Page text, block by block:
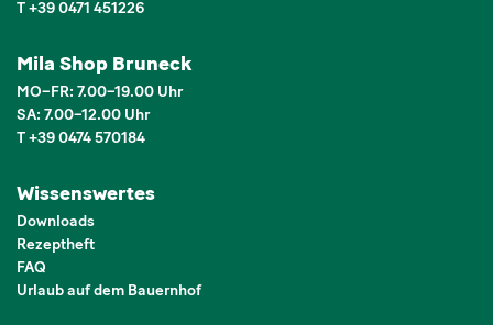
T +39 0471 451226
Mila Shop Bruneck
MO–FR: 7.00–19.00 Uhr
SA: 7.00–12.00 Uhr
T +39 0474 570184
Wissenswertes
Downloads
Rezeptheft
FAQ
Urlaub auf dem Bauernhof